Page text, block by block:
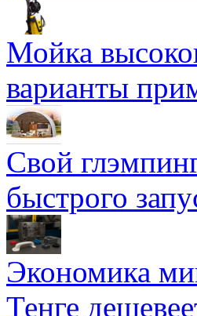
Мойка
варианты
Свой
быстрого
Экономика
Тенге